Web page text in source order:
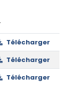
Télécharger
Télécharger
Télécharger